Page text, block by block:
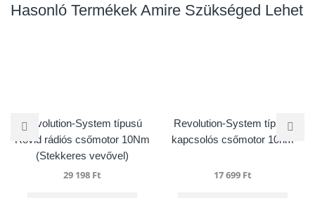
Hasonló Termékek Amire Szükséged Lehet
Revolution-System típusú
Rövid rádiós csőmotor 10Nm
(Stekkeres vevővel)
29 198 Ft
Revolution-System típusú
kapcsolós csőmotor 10nm
17 699 Ft